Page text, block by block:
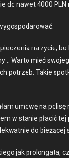
do nawet 4000 PLN
na życie,
.. Warto mieć
potrzeb. Takie
umowę na polisę
w stanie płacić
do bieżącej
jak pro­lon­ga­ta,